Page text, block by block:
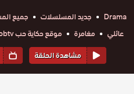
Drama
جديد المسلسلات جميع
عائلي
مغامرة موقع حكاية حب 7obtv
مشاهدة الحلقة